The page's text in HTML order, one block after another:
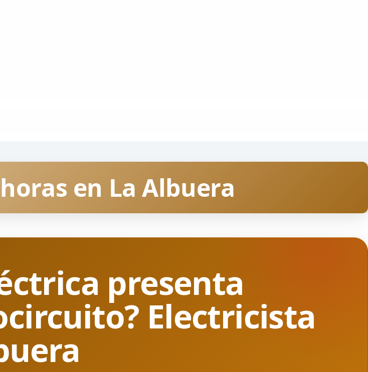
en La Albuera
presenta
Electricista